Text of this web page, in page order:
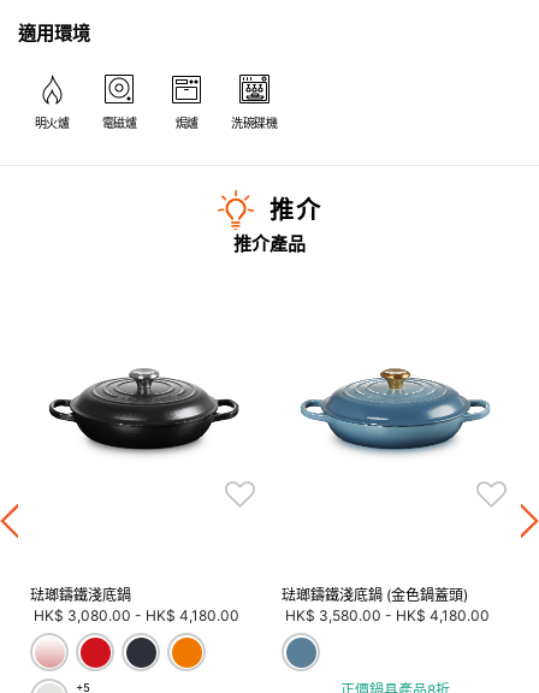
適用環境
明火爐 電磁爐 焗爐 洗碗碟機
推介
推介產品
琺瑯鑄鐵淺底鍋
HK$ 3,080.00 - HK$ 4,180.00
+5
琺瑯鑄鐵淺底鍋 (金色鍋蓋頭)
HK$ 3,580.00 - HK$ 4,180.00